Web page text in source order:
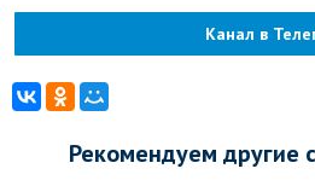
Канал в
Рекомендуем другие